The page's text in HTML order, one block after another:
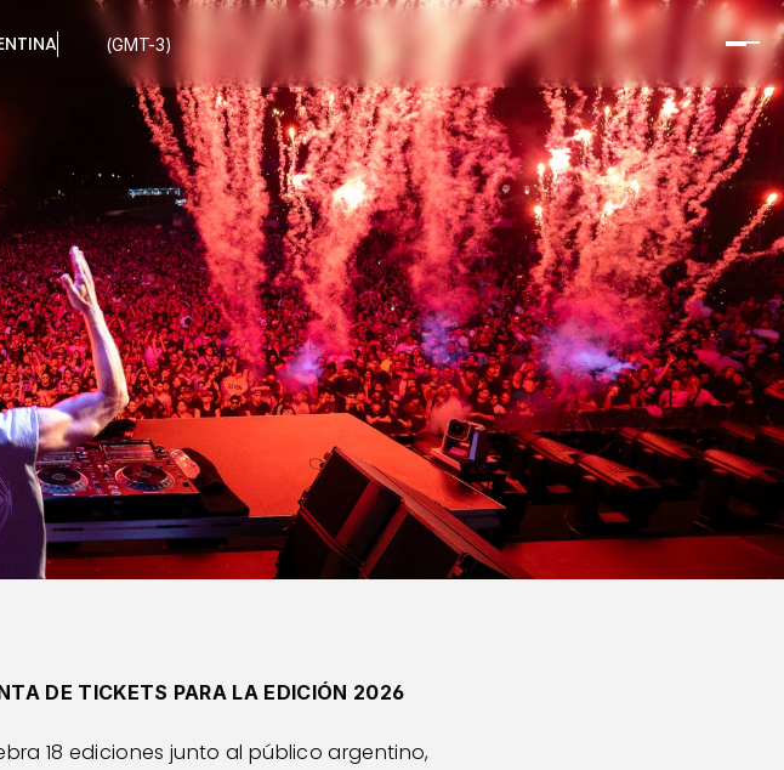
(GMT-3)
ARGENTINA
DE TICKETS PARA LA EDICIÓN 2026
18 ediciones junto al público argentino,